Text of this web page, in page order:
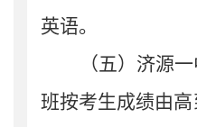
英语。
（五）济源
班按考生成绩由